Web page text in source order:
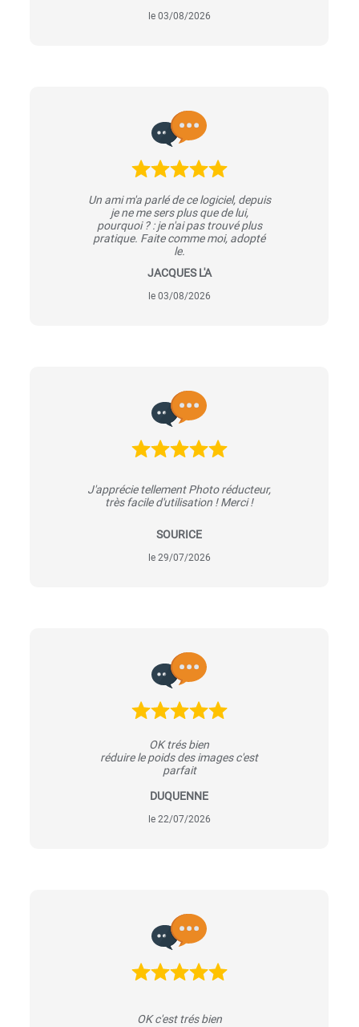
le 03/08/2026
Un ami m'a parlé de ce logiciel, depuis
je ne me sers plus que de lui,
pourquoi ? : je n'ai pas trouvé plus
pratique. Faite comme moi, adopté
le.
JACQUES L'A
le 03/08/2026
J'apprécie tellement Photo réducteur,
très facile d'utilisation ! Merci !
SOURICE
le 29/07/2026
OK trés bien
réduire le poids des images c'est
parfait
DUQUENNE
le 22/07/2026
OK c'est trés bien